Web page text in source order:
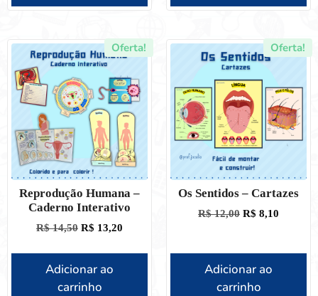
Oferta!
Reprodução Humana –
Caderno Interativo
R$14,50 R$ 13,20
Adicionar ao
carrinho
Oferta!
Os Sentidos – Cartazes
R$12,00 R$ 8,10
Adicionar ao
carrinho